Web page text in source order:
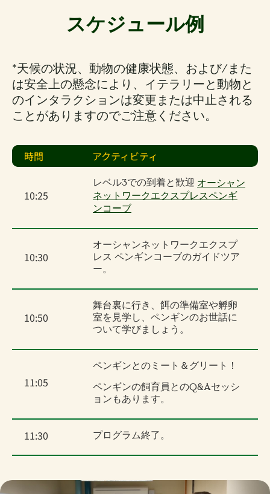
スケジュール例
*天候の状況、動物の健康状態、および/また
は安全上の懸念により、イテラリーと動物と
のインタラクションは変更または中止される
ことがありますのでご注意ください。
時間 アクティビティ
10:25
レベル3での到着と歓迎 オーシャン
ネットワークエクスプレスペンギ
ンコーブ
10:30
オーシャンネットワークエクスプ
レス ペンギンコーブのガイドツア
ー。
10:50
舞台裏に行き、餌の準備室や孵卵
室を見学し、ペンギンのお世話に
ついて学びましょう。
11:05
ペンギンとのミート＆グリート！
ペンギンの飼育員とのQ&Aセッシ
ョンもあります。
11:30 プログラム終了。